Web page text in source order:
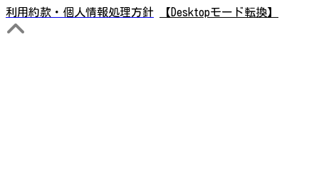
利用約款・個人情報処理方針
【Desktopモード転換】